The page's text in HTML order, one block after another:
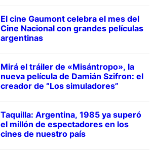
El cine Gaumont celebra el mes del
Cine Nacional con grandes películas
argentinas
Mirá el tráiler de «Misántropo», la
nueva película de Damián Szifron: el
creador de “Los simuladores”
Taquilla: Argentina, 1985 ya superó
el millón de espectadores en los
cines de nuestro país